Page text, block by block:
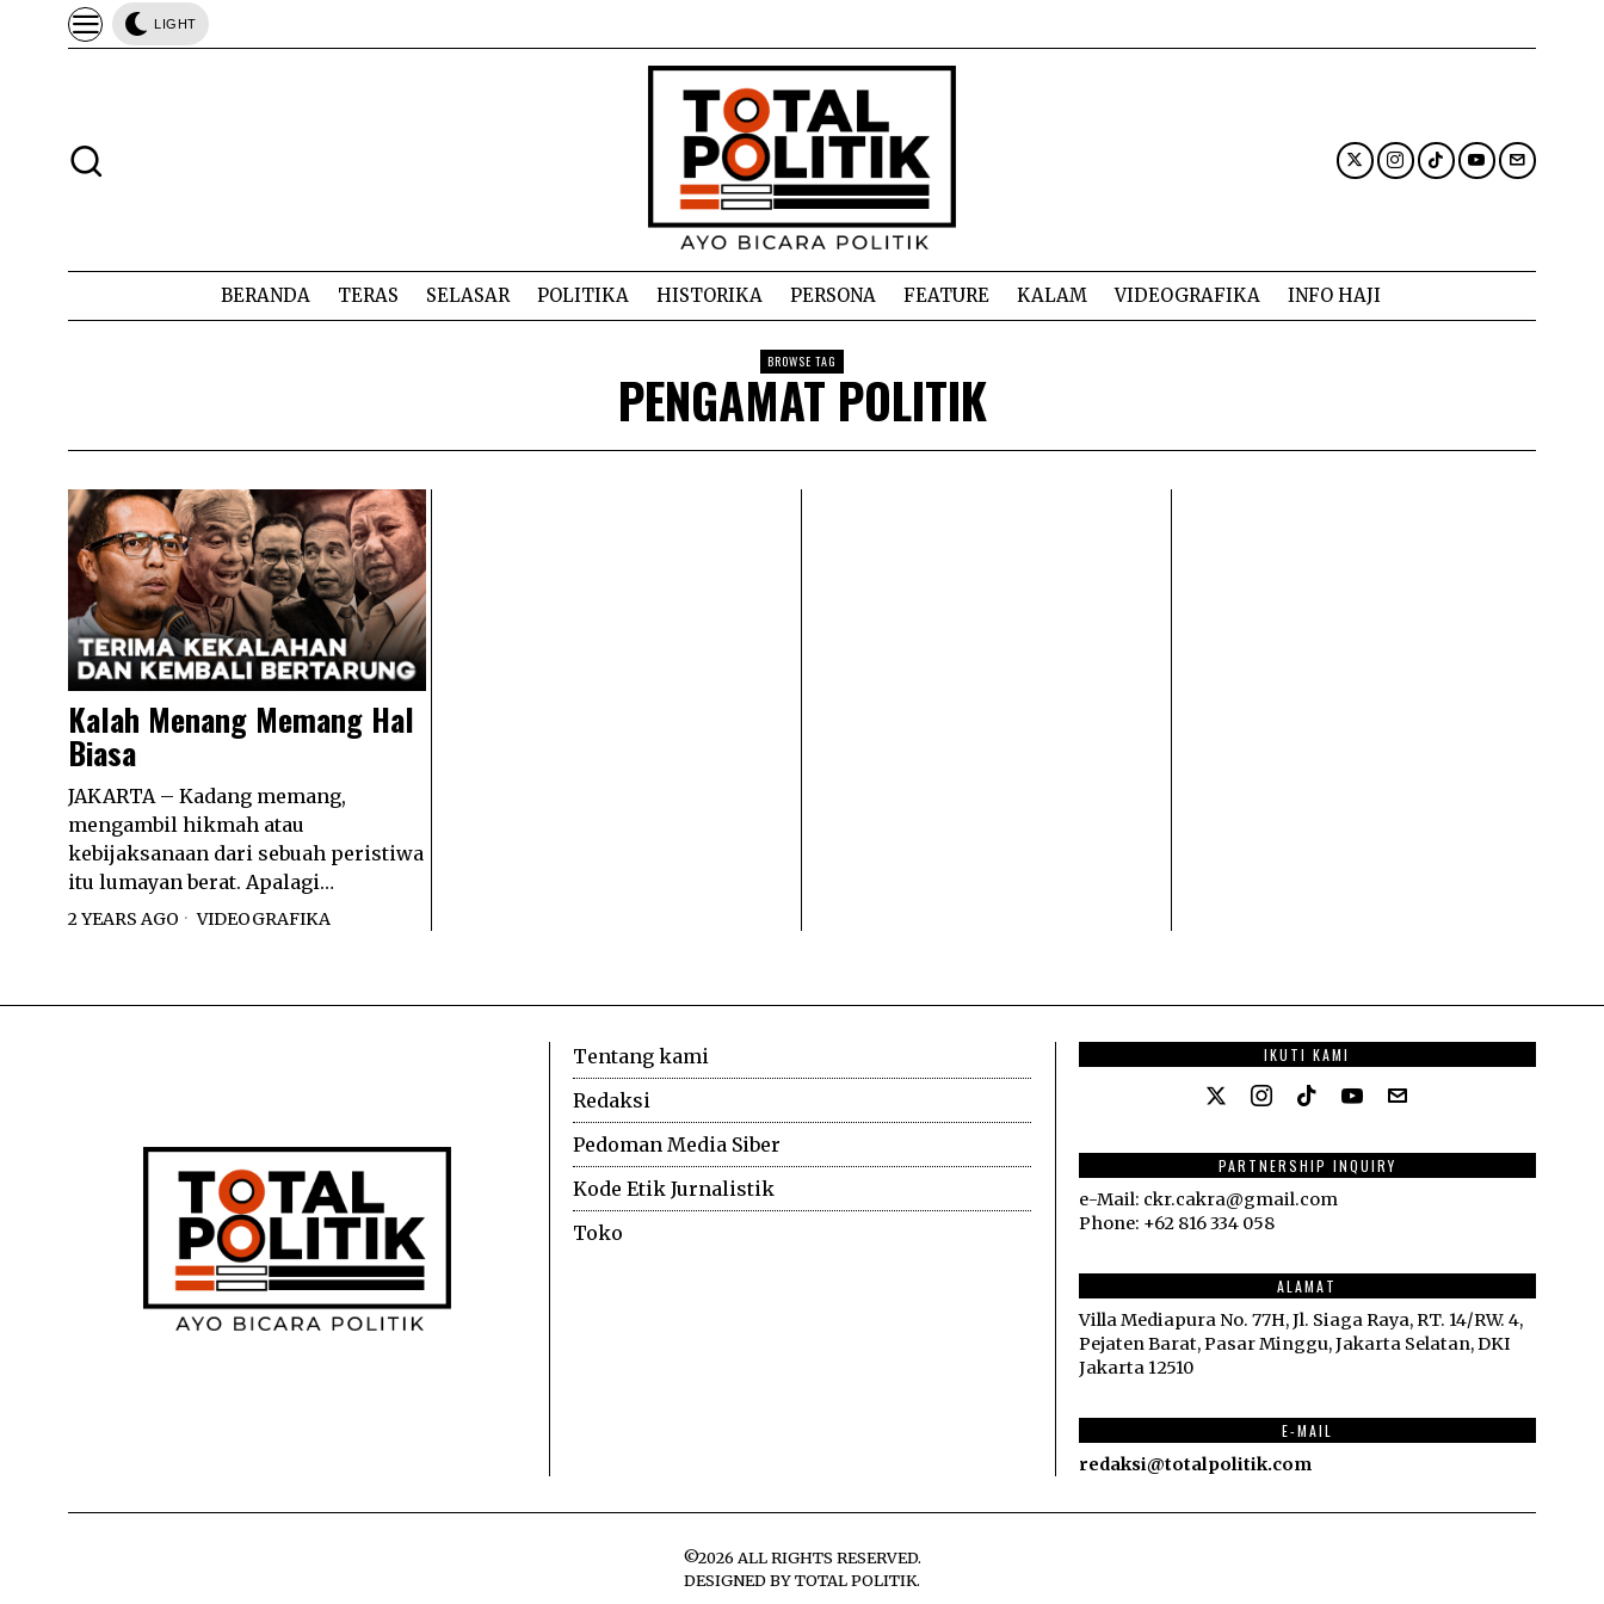
LIGHT
BERANDA TERAS SELASAR POLITIKA HISTORIKA PERSONA FEATURE KALAM VIDEOGRAFIKA INFO HAJI
BROWSE TAG
PENGAMAT POLITIK
Kalah Menang Memang Hal
Biasa
JAKARTA – Kadang memang,
mengambil hikmah atau
kebijaksanaan dari sebuah peristiwa
itu lumayan berat. Apalagi…
2 YEARS AGO VIDEOGRAFIKA
Tentang kami
Redaksi
Pedoman Media Siber
Kode Etik Jurnalistik
Toko
IKUTI KAMI
PARTNERSHIP INQUIRY
e-Mail: ckr.cakra@gmail.com
Phone: +62 816 334 058
ALAMAT
Villa Mediapura No. 77H, Jl. Siaga Raya, RT. 14/RW. 4,
Pejaten Barat, Pasar Minggu, Jakarta Selatan, DKI
Jakarta 12510
E-MAIL
redaksi@totalpolitik.com
©2026 ALL RIGHTS RESERVED.
DESIGNED BYTOTAL POLITIK.